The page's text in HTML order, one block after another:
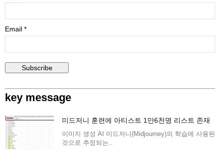
Email *
key message
미드저니 훈련에 아티스트 1만6천명 리스트 존재
이미지 생성 AI 미드저니(Midjourney)의 학습에 사용된
것으로 추정되는..